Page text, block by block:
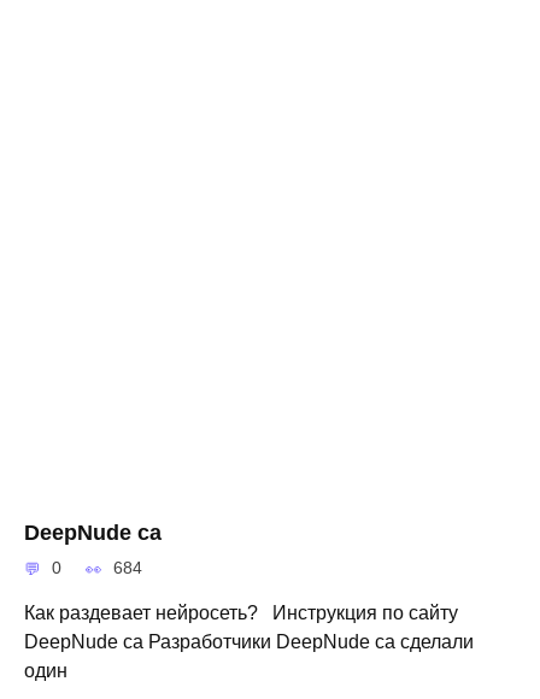
DeepNude ca
0 684
Как раздевает нейросеть? Инструкция по сайту
DeepNude ca Разработчики DeepNude ca сделали
один